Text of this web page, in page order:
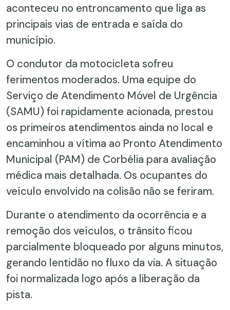
aconteceu no entroncamento que liga as
principais vias de entrada e saída do
município.
O condutor da motocicleta sofreu
ferimentos moderados. Uma equipe do
Serviço de Atendimento Móvel de Urgência
(SAMU) foi rapidamente acionada, prestou
os primeiros atendimentos ainda no local e
encaminhou a vítima ao Pronto Atendimento
Municipal (PAM) de Corbélia para avaliação
médica mais detalhada. Os ocupantes do
veículo envolvido na colisão não se feriram.
Durante o atendimento da ocorrência e a
remoção dos veículos, o trânsito ficou
parcialmente bloqueado por alguns minutos,
gerando lentidão no fluxo da via. A situação
foi normalizada logo após a liberação da
pista.